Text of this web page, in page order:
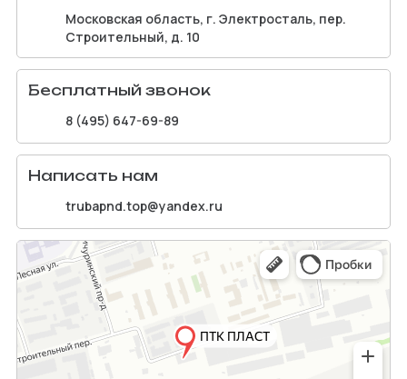
Московская область, г. Электросталь, пер.
Строительный, д. 10
Бесплатный звонок
8 (495) 647-69-89
Написать нам
trubapnd.top@yandex.ru